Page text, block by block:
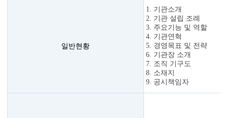
일반현황
1. 기관소개
2. 기관 설립 조례
3. 주요기능 및 역할
4. 기관연혁
5. 경영목표 및 전략
6. 기관장 소개
7. 조직 기구도
8. 소재지
9. 공시책임자